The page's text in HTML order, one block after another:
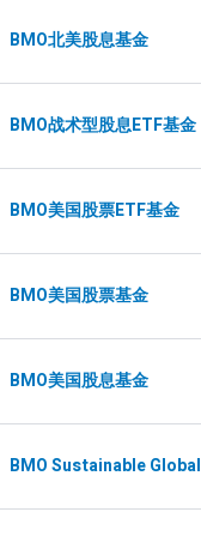
BMO北美股息基金
BMO战术型股息ETF基金
BMO美国股票ETF基金
BMO美国股票基金
BMO美国股息基金
BMO Sustainable